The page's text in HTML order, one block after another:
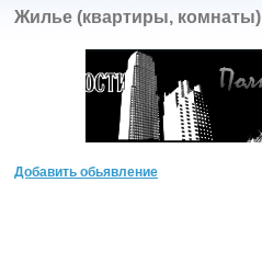
Жилье (квартиры, комнаты)
Добавить обьявление